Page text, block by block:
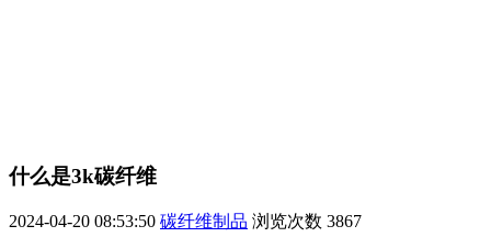
什么是3k碳纤维
2024-04-20 08:53:50 碳纤维制品 浏览次数 3867